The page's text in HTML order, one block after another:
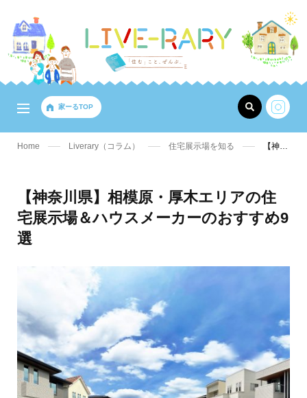
家ーるTOP
Home Liverary（コラム） 住宅展示場を知る 【神奈川県】相模原・厚木エリアの住宅展示場＆ハウスメーカーのおすすめ9選
【神奈川県】相模原・厚木エリアの住
宅展示場＆ハウスメーカーのおすすめ9
選